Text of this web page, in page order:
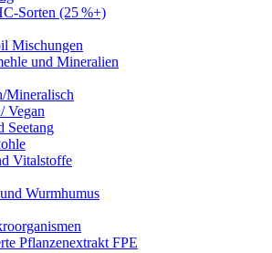
Sorten (25 %+)
Mischungen
und Mineralien
Mineralisch
Vegan
Seetang
Vitalstoffe
Wurmhumus
Pflanzenextrakt FPE